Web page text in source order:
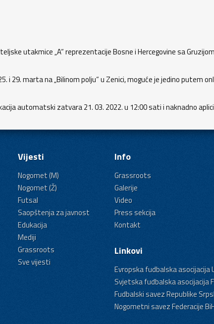
utakmice „A“ reprezentacije Bosne i Hercegovine sa
i 29. marta na „Bilinom polju“ u Zenici, moguće je jedino putem
automatski zatvara 21. 03. 2022. u 12:00 sati i naknadno
Vijesti
Nogomet (M)
Nogomet (Ž)
Futsal
Saopštenja za javnost
Edukacija
Mediji
Grassroots
Sve vijesti
Info
Grassroots
Galerije
Video
Press sekcija
Kontakt
Linkovi
Evropska fudbalska asocijacija
Svjetska fudbalska asocijacija
Fudbalski savez Republike
Nogometni savez Federacije